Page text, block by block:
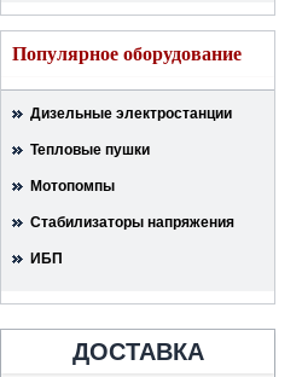
Популярное оборудование
Дизельные электростанции
Тепловые пушки
Мотопомпы
Стабилизаторы напряжения
ИБП
ДОСТАВКА